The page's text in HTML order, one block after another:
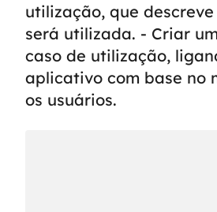
utilização, que
será utilizada. - Criar
caso de utilização,
aplicativo com base no
os usuários.